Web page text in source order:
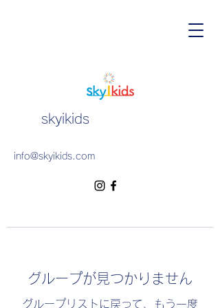
skyikids
info@skyikids.com
グループが見つかりません
グループリストに戻って、もう一度